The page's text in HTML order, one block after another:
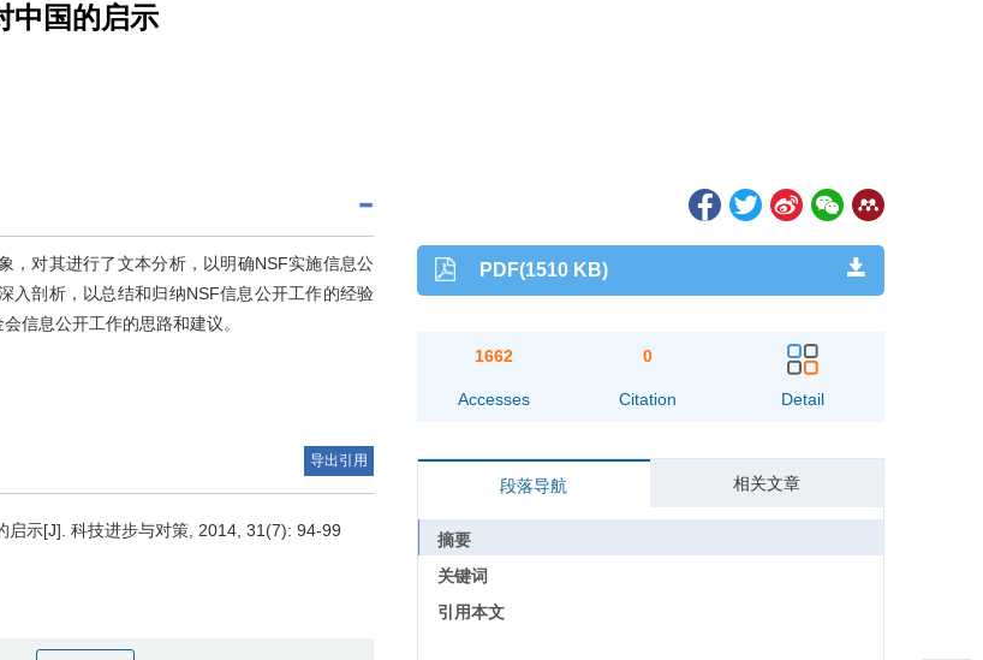
中国的启示
，对其进行了文本分析，以明确NSF实施信息公
入剖析，以总结和归纳NSF信息公开工作的经验
信息公开工作的思路和建议。
导出引用
启示[J]. 科技进步与对策, 2014, 31(7): 94-99
PDF(1510 KB)
1662
Accesses
0
Citation Detail
段落导航 相关文章
摘要
关键词
引用本文